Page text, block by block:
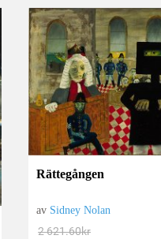
Rättegången
av Sidney Nolan
2 621.60kr